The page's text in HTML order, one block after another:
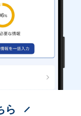
ら